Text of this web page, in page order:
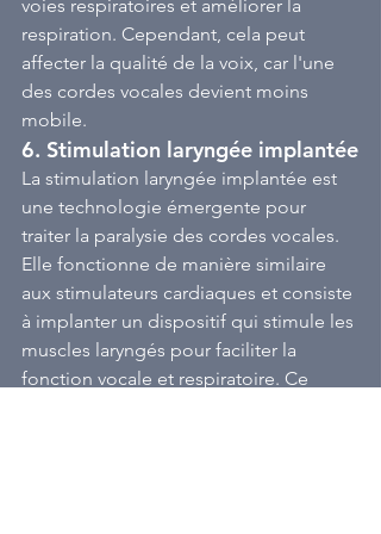
voies respiratoires et améliorer la
respiration. Cependant, cela peut
affecter la qualité de la voix, car l'une
des cordes vocales devient moins
mobile.
6. Stimulation laryngée implantée
La stimulation laryngée implantée est
une technologie émergente pour
traiter la paralysie des cordes vocales.
Elle fonctionne de manière similaire
aux stimulateurs cardiaques et consiste
à implanter un dispositif qui stimule les
muscles laryngés pour faciliter la
fonction vocale et respiratoire. Ce